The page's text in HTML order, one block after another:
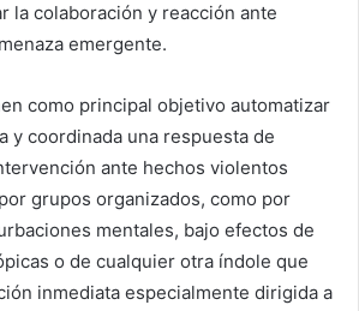
la colaboración y reacción ante
emergente.
como principal objetivo automatizar
y coordinada una respuesta de
ante hechos violentos
grupos organizados, como por
mentales, bajo efectos de
o de cualquier otra índole que
inmediata especialmente dirigida a